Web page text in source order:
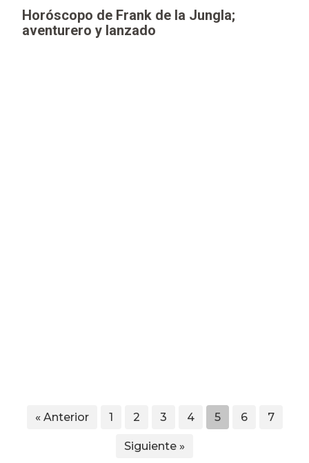
Horóscopo de Frank de la Jungla;
aventurero y lanzado
« Anterior 1 2 3 4 5 6 7
Siguiente »